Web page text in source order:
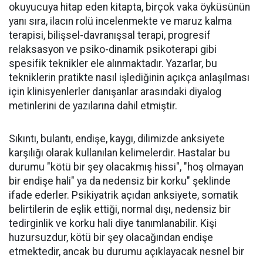
okuyucuya hitap eden kitapta, birçok vaka öyküsünün
yanı sıra, ilacın rolü incelenmekte ve maruz kalma
terapisi, bilişsel-davranışsal terapi, progresif
relaksasyon ve psiko-dinamik psikoterapi gibi
spesifik teknikler ele alınmaktadır. Yazarlar, bu
tekniklerin pratikte nasıl işlediğinin açıkça anlaşılması
için klinisyenlerler danışanlar arasındaki diyalog
metinlerini de yazılarına dahil etmiştir.
Sıkıntı, bulantı, endişe, kaygı, dilimizde anksiyete
karşılığı olarak kullanılan kelimelerdir. Hastalar bu
durumu "kötü bir şey olacakmış hissi", "hoş olmayan
bir endişe hali" ya da nedensiz bir korku" şeklinde
ifade ederler. Psikiyatrik açıdan anksiyete, somatik
belirtilerin de eşlik ettiği, normal dışı, nedensiz bir
tedirginlik ve korku hali diye tanımlanabilir. Kişi
huzursuzdur, kötü bir şey olacağından endişe
etmektedir, ancak bu durumu açıklayacak nesnel bir